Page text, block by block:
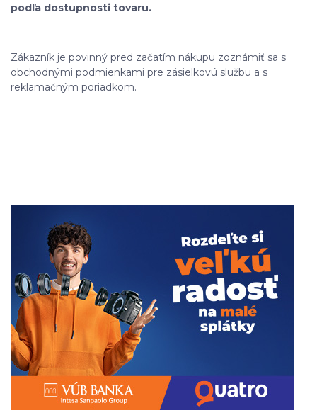
podľa dostupnosti tovaru.
Zákazník je povinný pred začatím nákupu zoznámiť sa s
obchodnými podmienkami pre zásielkovú službu a s
reklamačným poriadkom.